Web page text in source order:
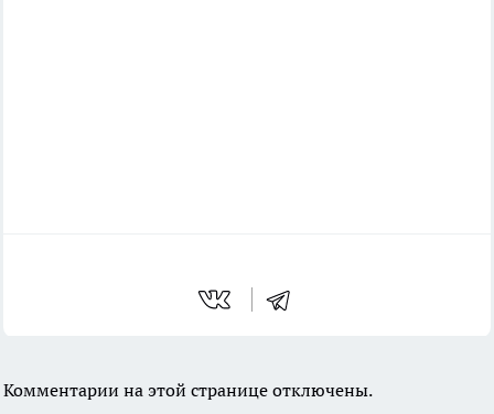
Комментарии на этой странице отключены.